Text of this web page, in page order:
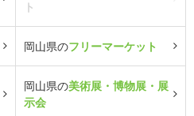
ト
岡山県のフリーマーケット
岡山県の美術展・博物展・展
示会